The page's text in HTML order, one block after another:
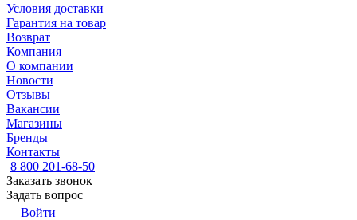
Условия доставки
Гарантия на товар
Возврат
Компания
О компании
Новости
Отзывы
Вакансии
Магазины
Бренды
Контакты
8 800 201-68-50
Заказать звонок
Задать вопрос
Войти